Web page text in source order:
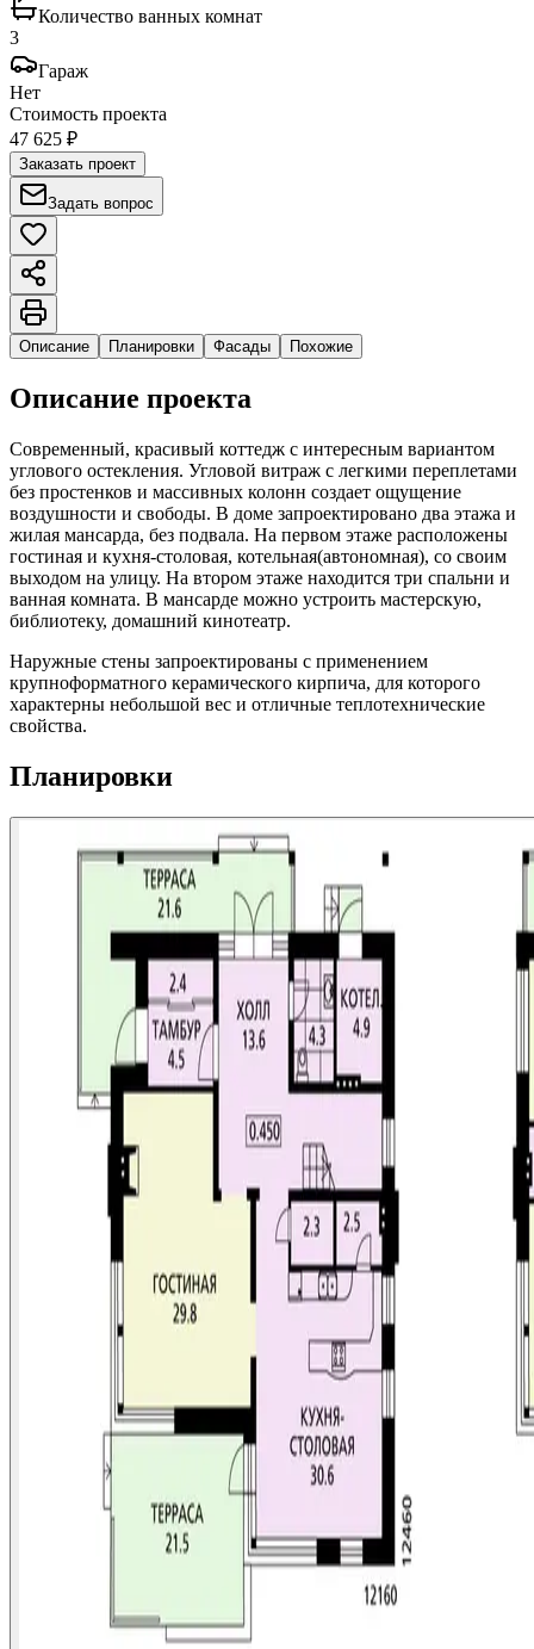
Количество ванных комнат
3
Гараж
Нет
Стоимость проекта
47 625 ₽
Заказать проект
Задать вопрос
Описание Планировки Фасады Похожие
Описание проекта
Современный, красивый коттедж с интересным вариантом
углового остекления. Угловой витраж с легкими переплетами
без простенков и массивных колонн создает ощущение
воздушности и свободы. В доме запроектировано два этажа и
жилая мансарда, без подвала. На первом этаже расположены
гостиная и кухня-столовая, котельная(автономная), со своим
выходом на улицу. На втором этаже находится три спальни и
ванная комната. В мансарде можно устроить мастерскую,
библиотеку, домашний кинотеатр.
Наружные стены запроектированы с применением
крупноформатного керамического кирпича, для которого
характерны небольшой вес и отличные теплотехнические
свойства.
Планировки